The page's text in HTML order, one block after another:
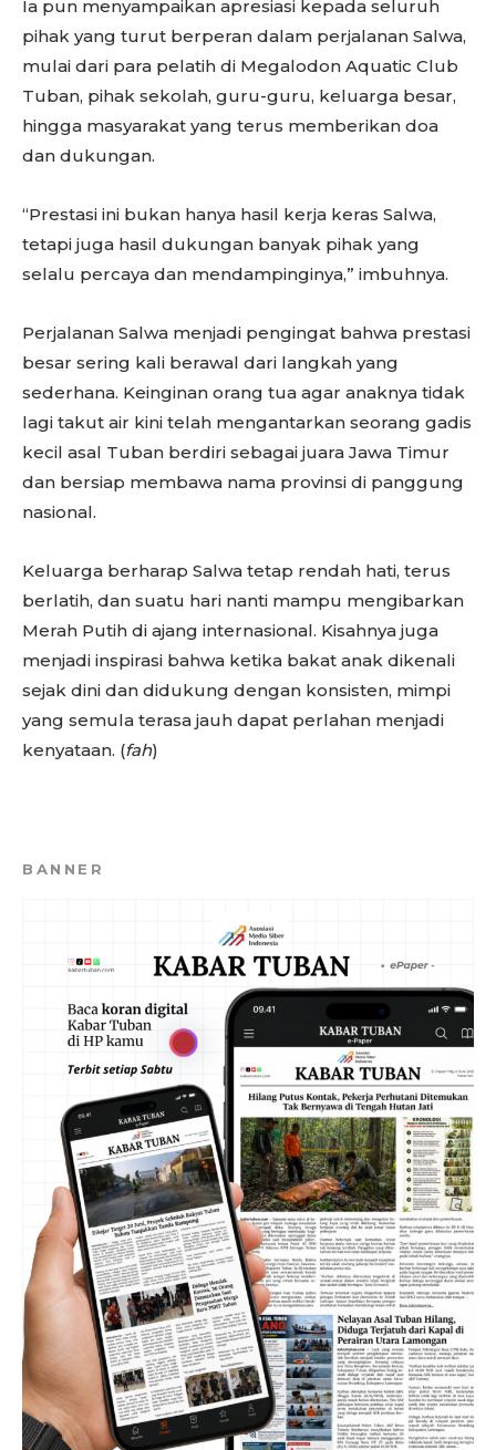
Ia pun menyampaikan apresiasi kepada seluruh
pihak yang turut berperan dalam perjalanan Salwa,
mulai dari para pelatih di Megalodon Aquatic Club
Tuban, pihak sekolah, guru-guru, keluarga besar,
hingga masyarakat yang terus memberikan doa
dan dukungan.
“Prestasi ini bukan hanya hasil kerja keras Salwa,
tetapi juga hasil dukungan banyak pihak yang
selalu percaya dan mendampinginya,” imbuhnya.
Perjalanan Salwa menjadi pengingat bahwa prestasi
besar sering kali berawal dari langkah yang
sederhana. Keinginan orang tua agar anaknya tidak
lagi takut air kini telah mengantarkan seorang gadis
kecil asal Tuban berdiri sebagai juara Jawa Timur
dan bersiap membawa nama provinsi di panggung
nasional.
Keluarga berharap Salwa tetap rendah hati, terus
berlatih, dan suatu hari nanti mampu mengibarkan
Merah Putih di ajang internasional. Kisahnya juga
menjadi inspirasi bahwa ketika bakat anak dikenali
sejak dini dan didukung dengan konsisten, mimpi
yang semula terasa jauh dapat perlahan menjadi
kenyataan. (fah)
BANNER